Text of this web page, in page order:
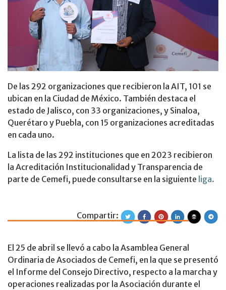
De las 292 organizaciones que recibieron la AIT, 101 se
ubican en la Ciudad de México. También destaca el
estado de Jalisco, con 33 organizaciones, y Sinaloa,
Querétaro y Puebla, con 15 organizaciones acreditadas
en cada uno.
La lista de las 292 instituciones que en 2023 recibieron
la Acreditación Institucionalidad y Transparencia de
parte de Cemefi, puede consultarse en la siguiente liga.
Se celebró la
Compartir:
El 25 de abril se llevó a cabo la Asamblea General
Ordinaria de Asociados de Cemefi, en la que se presentó
el Informe del Consejo Directivo, respecto a la marcha y
operaciones realizadas por la Asociación durante el